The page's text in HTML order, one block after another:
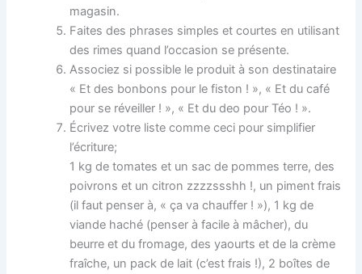
magasin.
Faites des phrases simples et courtes en utilisant
des rimes quand l’occasion se présente.
Associez si possible le produit à son destinataire
« Et des bonbons pour le fiston ! », « Et du café
pour se réveiller ! », « Et du deo pour Téo ! ».
Écrivez votre liste comme ceci pour simplifier
l’écriture;
1 kg de tomates et un sac de pommes terre, des
poivrons et un citron zzzzssshh !, un piment frais
(il faut penser à, « ça va chauffer ! »), 1 kg de
viande haché (penser à facile à mâcher), du
beurre et du fromage, des yaourts et de la crème
fraîche, un pack de lait (c’est frais !), 2 boîtes de